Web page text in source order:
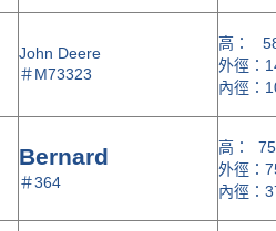
John Deere
＃M73323
高：
外徑：
內徑：
Bernard
＃364
高：
外徑：
內徑：